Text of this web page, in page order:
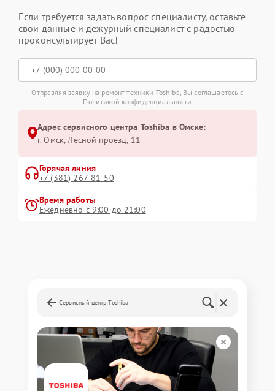
Если требуется задать вопрос специалисту, оставьте
свои данные и дежурный специалист с радостью
проконсультирует Вас!
Отправляя заявку на ремонт техники Toshiba, Вы соглашаетесь с
Политикой конфиденциальности
Адрес сервисного центра Toshiba в Омске:
г. Омск, ​Лесной проезд, 11
Горячая линия
+7 (381) 267-81-50
Время работы
Ежедневно с 9:00 до 21:00
Сервисный центр Toshiba